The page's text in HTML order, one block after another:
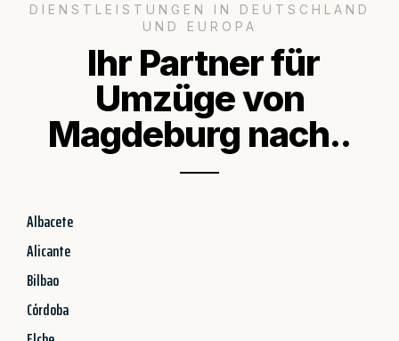
DIENSTLEISTUNGEN IN DEUTSCHLAND
UND EUROPA
Ihr Partner für
Umzüge von
Magdeburg nach..
Albacete
Alicante
Bilbao
Córdoba